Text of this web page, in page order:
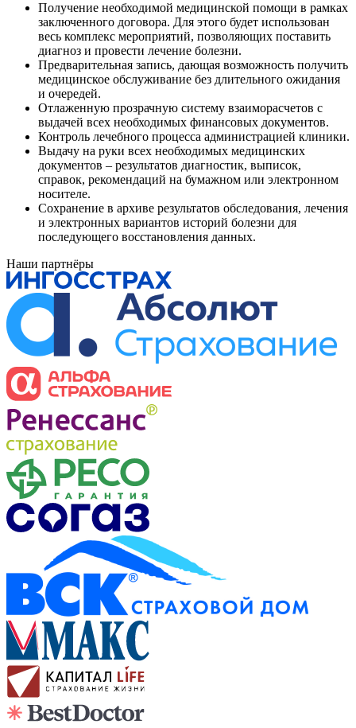
Получение необходимой медицинской помощи в рамках
заключенного договора. Для этого будет использован
весь комплекс мероприятий, позволяющих поставить
диагноз и провести лечение болезни.
Предварительная запись, дающая возможность получить
медицинское обслуживание без длительного ожидания
и очередей.
Отлаженную прозрачную систему взаиморасчетов с
выдачей всех необходимых финансовых документов.
Контроль лечебного процесса администрацией клиники.
Выдачу на руки всех необходимых медицинских
документов – результатов диагностик, выписок,
справок, рекомендаций на бумажном или электронном
носителе.
Сохранение в архиве результатов обследования, лечения
и электронных вариантов историй болезни для
последующего восстановления данных.
Наши партнёры